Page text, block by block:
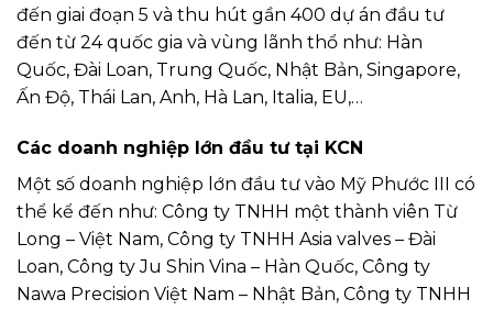
đến giai đoạn 5 và thu hút gần 400 dự án đầu tư
đến từ 24 quốc gia và vùng lãnh thổ như: Hàn
Quốc, Đài Loan, Trung Quốc, Nhật Bản, Singapore,
Ấn Độ, Thái Lan, Anh, Hà Lan, Italia, EU,…
Các doanh nghiệp lớn đầu tư tại KCN
Một số doanh nghiệp lớn đầu tư vào Mỹ Phước III có
thể kể đến như: Công ty TNHH một thành viên Từ
Long – Việt Nam, Công ty TNHH Asia valves – Đài
Loan, Công ty Ju Shin Vina – Hàn Quốc, Công ty
Nawa Precision Việt Nam – Nhật Bản, Công ty TNHH